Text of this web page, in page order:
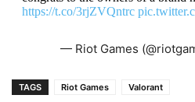
https://t.co/3rjZVQntrc
— Riot Games
TAGS Riot Games Valorant